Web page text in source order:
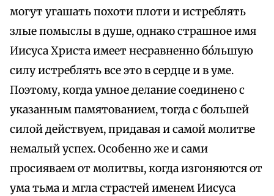
могут угашать похоти плоти и истреблять
злые помыслы в душе, однако страшное имя
Иисуса Христа имеет несравненно бо́льшую
силу истреблять все это в сердце и в уме.
Поэтому, когда умное делание соединено с
указанным памятованием, тогда с большей
силой действуем, придавая и самой молитве
немалый успех. Особенно же и сами
просияваем от молитвы, когда изгоняются от
ума тьма и мгла страстей именем Иисуса